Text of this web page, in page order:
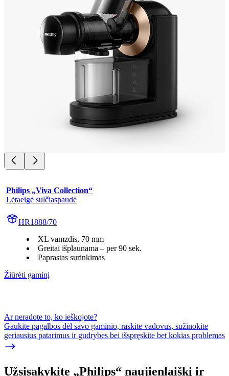
Philips „Viva Collection“
Lėtaeigė sulčiaspaudė
HR1888/70
XL vamzdis, 70 mm
Greitai išplaunama – per 90 sek.
Paprastas surinkimas
Žiūrėti gaminį
Ar neradote to, ko ieškojote?
Gaukite pagalbos dėl savo gaminio, raskite vadovus, sužinokite
geriausius patarimus ir gudrybes bei išspręskite bet kokias problemas
Užsisakykite „Philips“ naujienlaiškį ir